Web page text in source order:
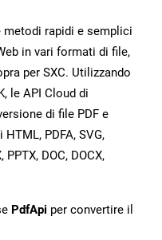
metodi rapidi e semplici
in vari formati di file,
per SXC. Utilizzando
le API Cloud di
di file PDF e
PDFA, SVG,
PPTX, DOC, DOCX,
PdfApi per convertire il